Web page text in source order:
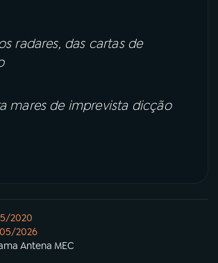
radares, das cartas de
mares de imprevista dicção
2020
2026
Antena MEC